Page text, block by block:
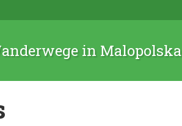
in Malopolska